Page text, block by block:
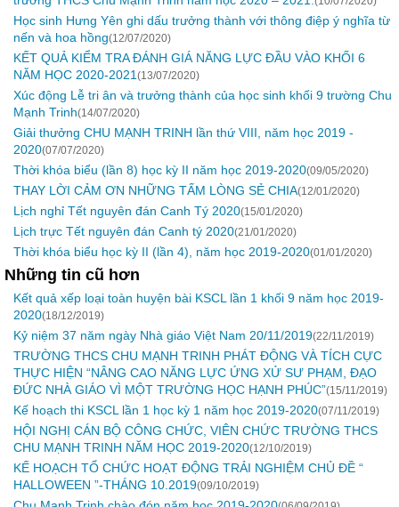
Học sinh Hưng Yên ghi dấu trưởng thành với thông điệp ý nghĩa từ
nến và hoa hồng(12/07/2020)
KẾT QUẢ KIỂM TRA ĐÁNH GIÁ NĂNG LỰC ĐẦU VÀO KHỐI 6
NĂM HỌC 2020-2021 (13/07/2020)
Xúc động Lễ tri ân và trưởng thành của học sinh khối 9 trường Chu
Mạnh Trinh(14/07/2020)
Giải thưởng CHU MẠNH TRINH lần thứ VIII, năm học 2019 -
2020(07/07/2020)
Thời khóa biểu (lần 8) học kỳ II năm học 2019-2020(09/05/2020)
THAY LỜI CẢM ƠN NHỮNG TẤM LÒNG SẺ CHIA(12/01/2020)
Lịch nghỉ Tết nguyên đán Canh Tý 2020(15/01/2020)
Lịch trực Tết nguyên đán Canh tý 2020(21/01/2020)
Thời khóa biểu học kỳ II (lần 4), năm học 2019-2020(01/01/2020)
Những tin cũ hơn
Kết quả xếp loại toàn huyện bài KSCL lần 1 khối 9 năm học 2019-
2020(18/12/2019)
Kỷ niệm 37 năm ngày Nhà giáo Việt Nam 20/11/2019(22/11/2019)
TRƯỜNG THCS CHU MẠNH TRINH PHÁT ĐỘNG VÀ TÍCH CỰC
THỰC HIỆN “NÂNG CAO NĂNG LỰC ỨNG XỬ SƯ PHẠM, ĐẠO
ĐỨC NHÀ GIÁO VÌ MỘT TRƯỜNG HỌC HẠNH PHÚC”(15/11/2019)
Kế hoạch thi KSCL lần 1 học kỳ 1 năm học 2019-2020(07/11/2019)
HỘI NGHỊ CÁN BỘ CÔNG CHỨC, VIÊN CHỨC TRƯỜNG THCS
CHU MẠNH TRINH NĂM HỌC 2019-2020(12/10/2019)
KẾ HOẠCH TỔ CHỨC HOẠT ĐỘNG TRẢI NGHIỆM CHỦ ĐỀ “
HALLOWEEN ”-THÁNG 10.2019(09/10/2019)